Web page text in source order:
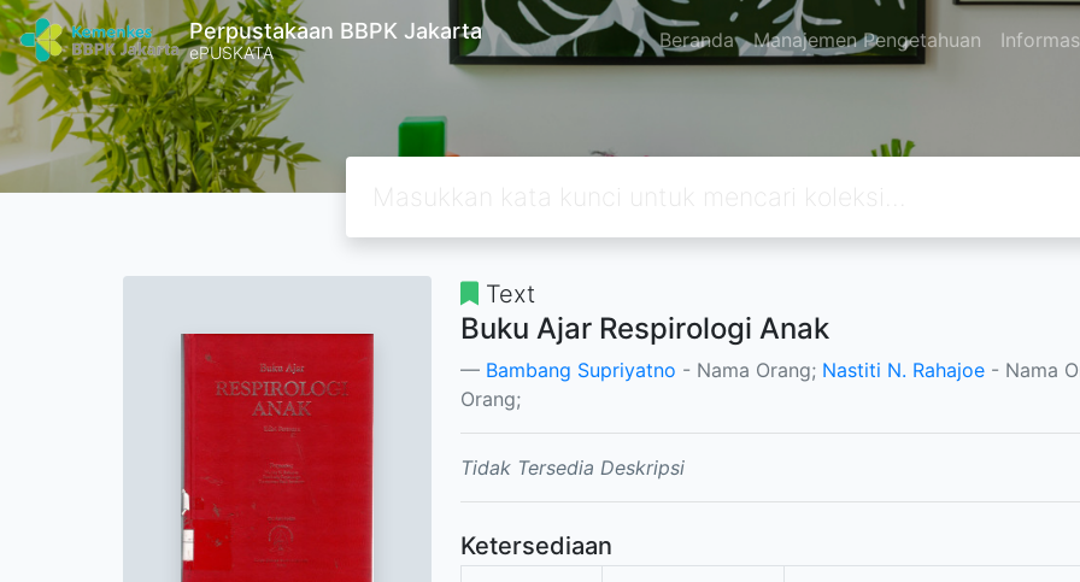
Perpustakaan BBPK Jakarta
ePUSKATA Beranda Manajemen Pengetahuan
Text
Buku Ajar Respirologi Anak
Bambang Supriyatno - Nama Orang; Nastiti N. Rahajoe - Nama
Orang;
Tidak Tersedia Deskripsi
Ketersediaan